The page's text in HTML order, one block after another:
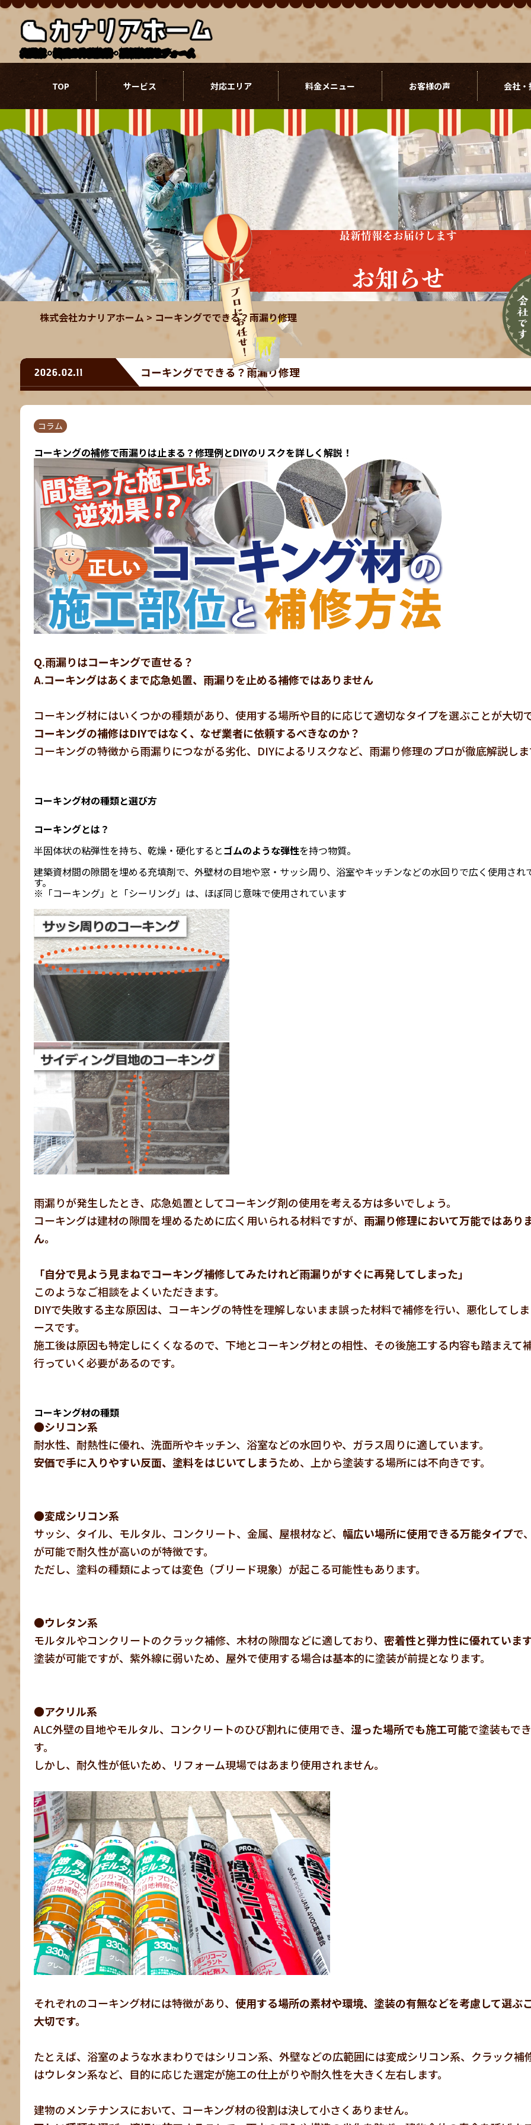
北関東・埼玉の外壁塗装・屋根塗装リフォーム
TOP サービス 対応エリア 料金メニュー お客様の声 会社
最新情報をお届けします
お知らせ
株式会社カナリアホーム > コーキングでできる？雨漏り修理
2026.02.11 コーキングでできる？雨漏り修理
コラム
コーキングの補修で雨漏りは止まる？修理例とDIYのリスクを詳しく解説！
Q.雨漏りはコーキングで直せる？
A.コーキングはあくまで応急処置、雨漏りを止める補修ではありません
コーキング材にはいくつかの種類があり、使用する場所や目的に応じて適切なタイプを選ぶことが大切
コーキングの補修はDIYではなく、なぜ業者に依頼するべきなのか？
コーキングの特徴から雨漏りにつながる劣化、DIYによるリスクなど、雨漏り修理のプロが徹底解説し
コーキング材の種類と選び方
コーキングとは？
半固体状の粘弾性を持ち、乾燥・硬化するとゴムのような弾性を持つ物質。
建築資材間の隙間を埋める充填剤で、外壁材の目地や窓・サッシ周り、浴室やキッチンなどの水回りで広く使用され
す。
※「コーキング」と「シーリング」は、ほぼ同じ意味で使用されています
雨漏りが発生したとき、応急処置としてコーキング剤の使用を考える方は多いでしょう。
コーキングは建材の隙間を埋めるために広く用いられる材料ですが、 雨漏り修理において万能ではあり
ん。
「自分で見よう見まねでコーキング補修してみたけれど雨漏りがすぐに再発してしまった」
このようなご相談をよくいただきます。
DIYで失敗する主な原因は、コーキングの特性を理解しないまま誤った材料で補修を行い、悪化してし
ースです。
施工後は原因も特定しにくくなるので、下地とコーキング材との相性、その後施工する内容も踏まえて
行っていく必要があるのです。
コーキング材の種類
●シリコン系
耐水性、耐熱性に優れ、洗面所やキッチン、浴室などの水回りや、ガラス周りに適しています。
安価で手に入りやすい反面、塗料をはじいてしまうため、上から塗装する場所には不向きです。
●変成シリコン系
サッシ、タイル、モルタル、コンクリート、金属、屋根材など、 幅広い場所に使用できる万能タイプで
が可能で耐久性が高いのが特徴です。
ただし、塗料の種類によっては変色（ブリード現象）が起こる可能性もあります。
●ウレタン系
モルタルやコンクリートのクラック補修、木材の隙間などに適しており、 密着性と弾力性に優れていま
塗装が可能ですが、紫外線に弱いため、屋外で使用する場合は基本的に塗装が前提となります。
●アクリル系
ALC外壁の目地やモルタル、コンクリートのひび割れに使用でき、 湿った場所でも施工可能で塗装もで
す。
しかし、耐久性が低いため、リフォーム現場ではあまり使用されません。
それぞれのコーキング材には特徴があり、 使用する場所の素材や環境、塗装の有無などを考慮して選ぶ
大切です。
たとえば、浴室のような水まわりではシリコン系、外壁などの広範囲には変成シリコン系、クラック補
はウレタン系など、目的に応じた選定が施工の仕上がりや耐久性を大きく左右します。
建物のメンテナンスにおいて、コーキング材の役割は決して小さくありません。